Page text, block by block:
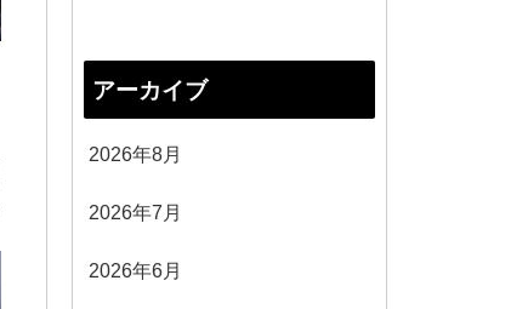
アーカイブ
2026年8月
2026年7月
2026年6月